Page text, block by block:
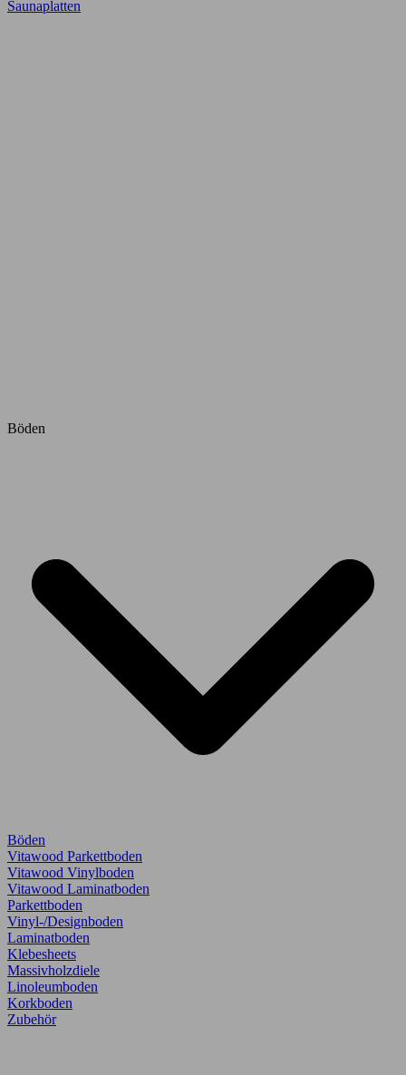
Saunaplatten
Böden
Böden
Vitawood Parkettboden
Vitawood Vinylboden
Vitawood Laminatboden
Parkettboden
Vinyl-/Designboden
Laminatboden
Klebesheets
Massivholzdiele
Linoleumboden
Korkboden
Zubehör